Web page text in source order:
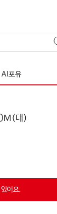
AI포유
대)
어요.